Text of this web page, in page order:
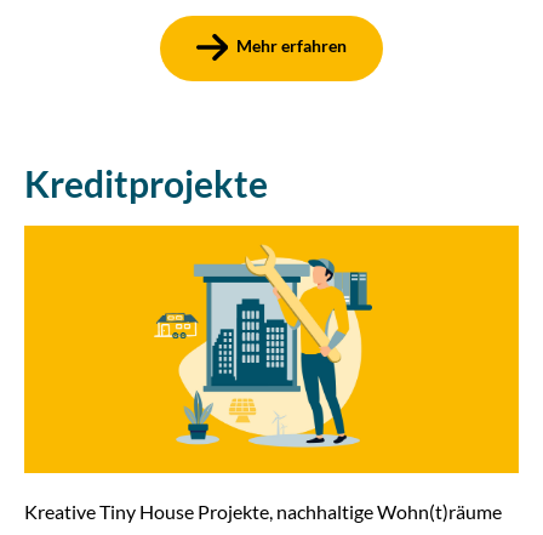
Mehr erfahren
Kreditprojekte
Kreative Tiny House Projekte, nachhaltige Wohn(t)räume